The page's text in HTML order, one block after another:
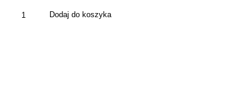
ilość
Dodaj do koszyka